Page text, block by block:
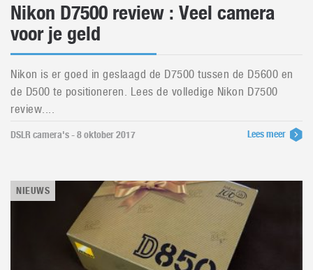
Nikon D7500 review : Veel camera
voor je geld
Nikon is er goed in geslaagd de D7500 tussen de D5600 en
de D500 te positioneren. Lees de volledige Nikon D7500
review....
DSLR camera's - 8 oktober 2017 Lees meer
NIEUWS